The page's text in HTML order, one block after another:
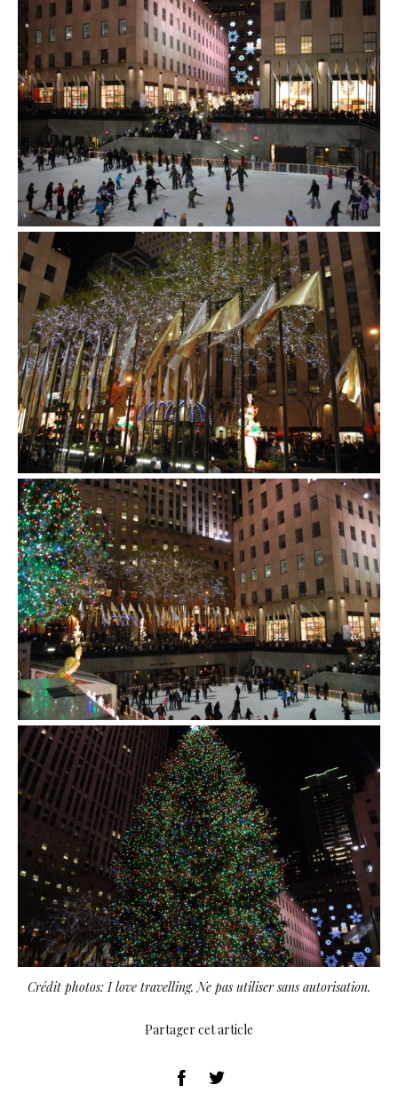
Crédit photos: I love travelling. Ne pas utiliser sans autorisation.
Partager cet article